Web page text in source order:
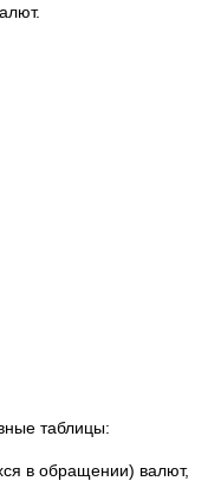
таблицы:
в обращении) валют,